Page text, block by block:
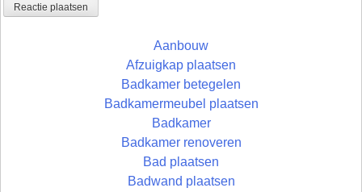
Aanbouw
Afzuigkap plaatsen
Badkamer betegelen
Badkamermeubel plaatsen
Badkamer
Badkamer renoveren
Bad plaatsen
Badwand plaatsen